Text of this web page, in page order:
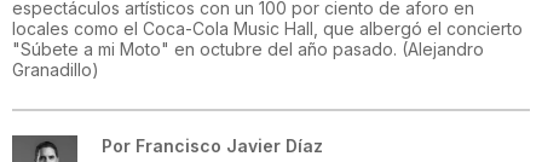
espectáculos artísticos con un 100 por ciento de aforo en
locales como el Coca-Cola Music Hall, que albergó el concierto
"Súbete a mi Moto" en octubre del año pasado. (Alejandro
Granadillo)
Por Francisco Javier Díaz